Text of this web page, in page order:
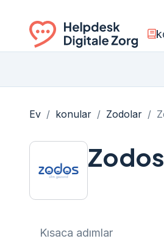
Ga naar de homepagina
Ev / konular / Zodolar /
Kısaca adımlar